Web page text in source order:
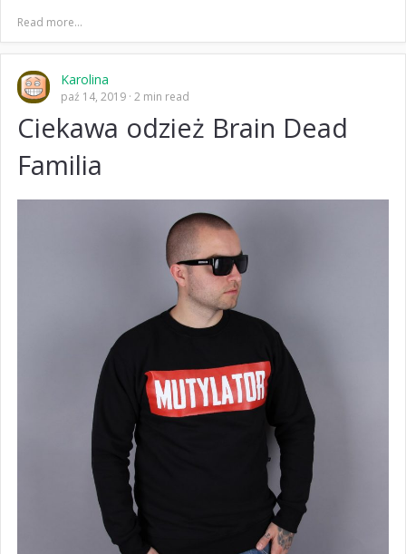
Read more...
Karolina
paź 14, 2019 2 min read
Ciekawa odzież Brain Dead
Familia